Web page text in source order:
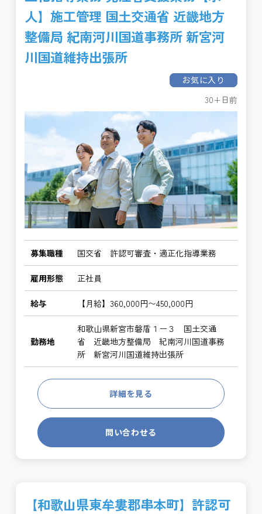
人】施工管理 国土交通省 近畿地方
整備局 紀南河川国道事務所 新宮河
川国道維持出張所
お気に入り
30+日前
募集職種 国交省 許認可審査・適正化指導業務
雇用形態 正社員
給与 【月給】360,000円〜450,000円
勤務地
和歌山県新宮市磐盾１ー３ 国土交通
省 近畿地方整備局 紀南河川国道事務
所 新宮河川国道維持出張所
詳細を見る
問い合わせる
【和歌山県東牟婁郡串本町】許認可